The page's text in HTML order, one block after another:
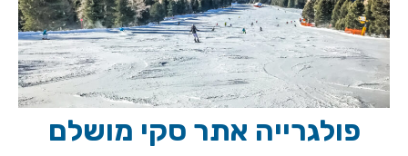
פולגרייה אתר סקי מושלם